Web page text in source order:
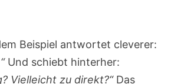
Beispiel antwortet cleverer:
Und schiebt hinterher:
Vielleicht zu direkt?“Das